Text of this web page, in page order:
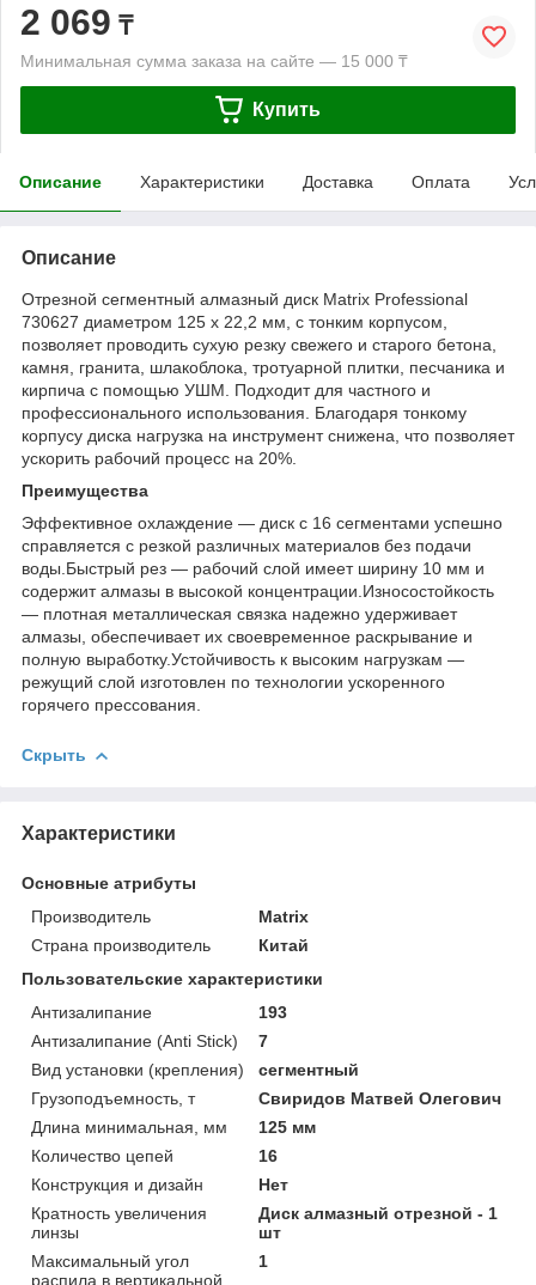
2 069 ₸
Минимальная сумма заказа на сайте — 15 000 ₸
Купить
Описание Характеристики Доставка Оплата
Описание
Отрезной сегментный алмазный диск Matrix Professional
730627 диаметром 125 х 22,2 мм, с тонким корпусом,
позволяет проводить сухую резку свежего и старого бетона,
камня, гранита, шлакоблока, тротуарной плитки, песчаника и
кирпича с помощью УШМ. Подходит для частного и
профессионального использования. Благодаря тонкому
корпусу диска нагрузка на инструмент снижена, что позволяет
ускорить рабочий процесс на 20%.
Преимущества
Эффективное охлаждение — диск с 16 сегментами успешно
справляется с резкой различных материалов без подачи
воды.Быстрый рез — рабочий слой имеет ширину 10 мм и
содержит алмазы в высокой концентрации.Износостойкость
— плотная металлическая связка надежно удерживает
алмазы, обеспечивает их своевременное раскрывание и
полную выработку.Устойчивость к высоким нагрузкам —
режущий слой изготовлен по технологии ускоренного
горячего прессования.
Скрыть
Характеристики
Основные атрибуты
Производитель
Matrix
Страна производитель
Китай
Пользовательские характеристики
Антизалипание
193
Антизалипание (Anti Stick)
7
Вид установки (крепления)
сегментный
Грузоподъемность, т
Свиридов Матвей Олегович
Длина минимальная, мм
125 мм
Количество цепей
16
Конструкция и дизайн
Нет
Кратность увеличения
линзы
Диск алмазный отрезной - 1
шт
Максимальный угол
распила в вертикальной
1